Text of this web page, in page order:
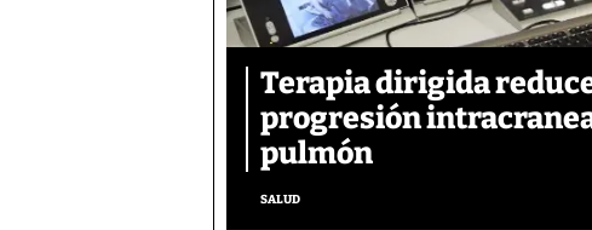
Terapia dirigida
progresión
pulmón
SALUD